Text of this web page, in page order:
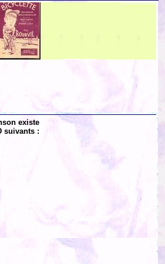
existe
suivants :